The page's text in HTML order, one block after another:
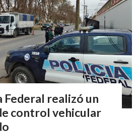
Federal realizó un
control vehicular